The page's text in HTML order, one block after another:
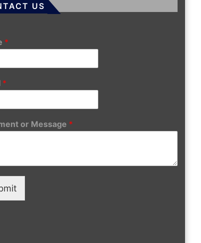
US
*
*
or Message *